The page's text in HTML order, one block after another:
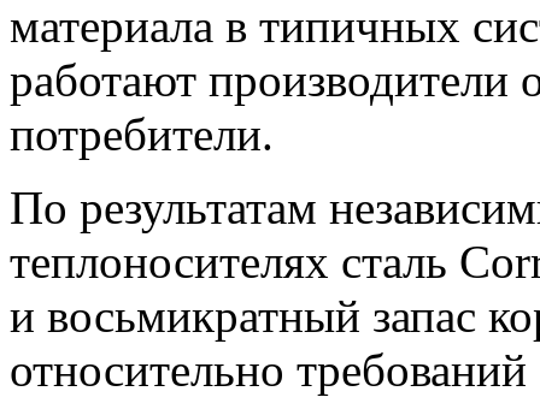
материала в типичных
работают производители
потребители.
По результатам
теплоносителях сталь
и восьмикратный запас
относительно